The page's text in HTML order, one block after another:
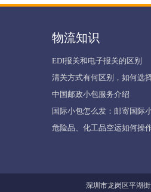
物流知识
EDI报关和电子报关的区别
清关方式有何区别，如何选
中国邮政小包服务介绍
国际小包怎么发：邮寄国际
危险品、化工品空运如何操
深圳市龙岗区平湖